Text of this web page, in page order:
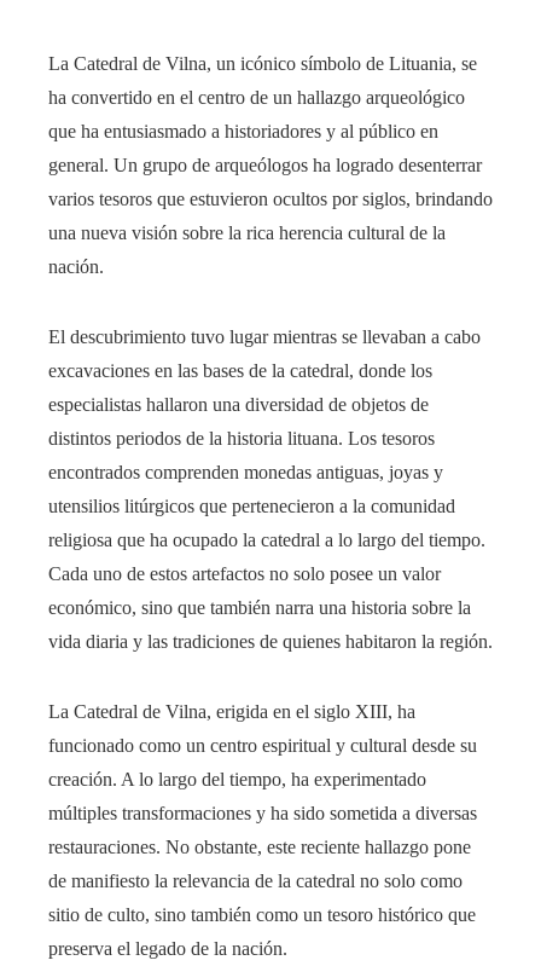
La Catedral de Vilna, un icónico símbolo de Lituania, se
ha convertido en el centro de un hallazgo arqueológico
que ha entusiasmado a historiadores y al público en
general. Un grupo de arqueólogos ha logrado desenterrar
varios tesoros que estuvieron ocultos por siglos, brindando
una nueva visión sobre la rica herencia cultural de la
nación.
El descubrimiento tuvo lugar mientras se llevaban a cabo
excavaciones en las bases de la catedral, donde los
especialistas hallaron una diversidad de objetos de
distintos periodos de la historia lituana. Los tesoros
encontrados comprenden monedas antiguas, joyas y
utensilios litúrgicos que pertenecieron a la comunidad
religiosa que ha ocupado la catedral a lo largo del tiempo.
Cada uno de estos artefactos no solo posee un valor
económico, sino que también narra una historia sobre la
vida diaria y las tradiciones de quienes habitaron la región.
La Catedral de Vilna, erigida en el siglo XIII, ha
funcionado como un centro espiritual y cultural desde su
creación. A lo largo del tiempo, ha experimentado
múltiples transformaciones y ha sido sometida a diversas
restauraciones. No obstante, este reciente hallazgo pone
de manifiesto la relevancia de la catedral no solo como
sitio de culto, sino también como un tesoro histórico que
preserva el legado de la nación.